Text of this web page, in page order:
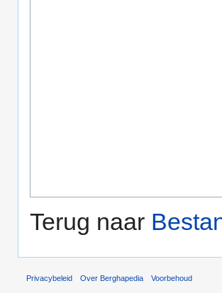
Terug naar
Privacybeleid Over Berghapedia Voorbehoud